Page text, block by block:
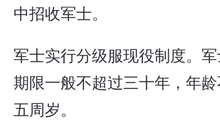
中招收军士。
军士实行分级服现役制度。
期限一般不超过三十年，年
五周岁。